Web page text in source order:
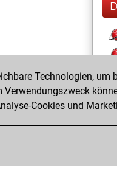
Technologien,
Cookies und